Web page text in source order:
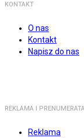
KONTAKT
O nas
Kontakt
Napisz do nas
REKLAMA I
Reklama